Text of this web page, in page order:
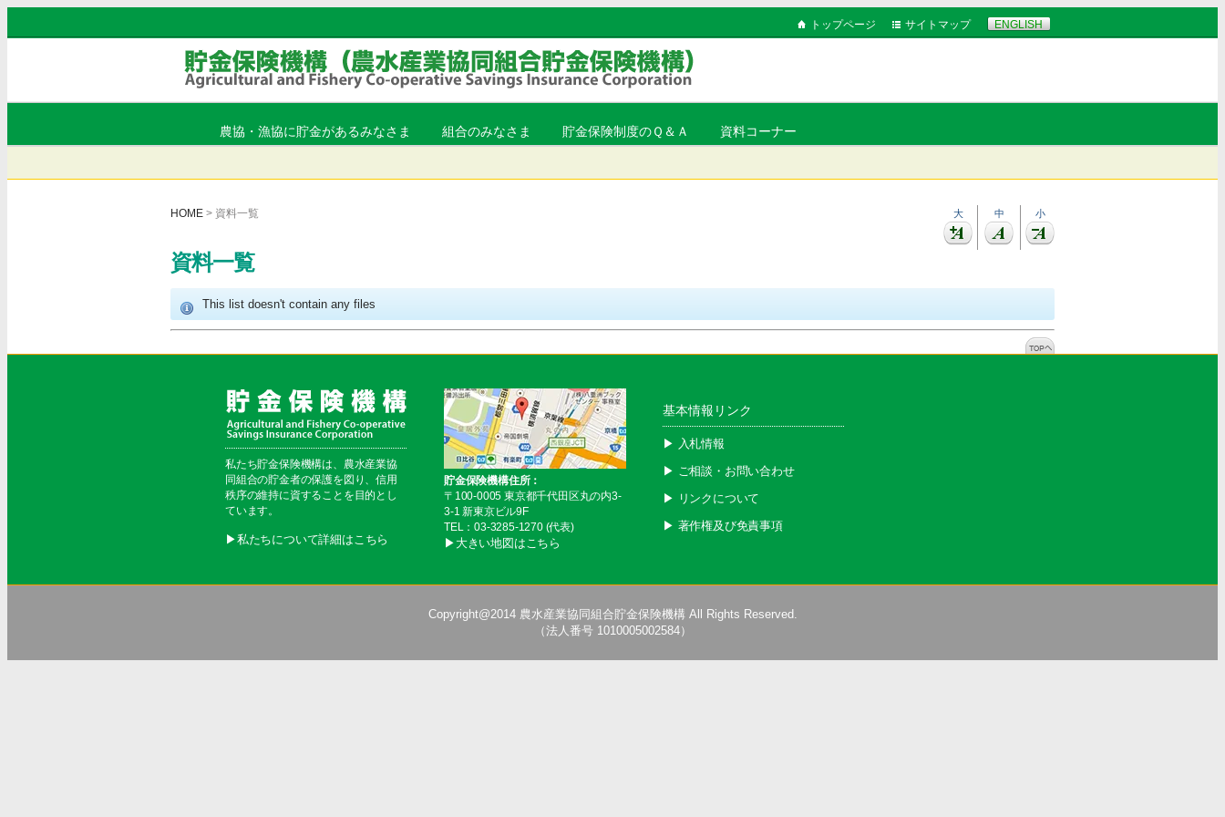
トップページ サイトマップ ENGLISH
農協・漁協に貯金があるみなさま 組合のみなさま 貯金保険制度のＱ＆Ａ 資料コーナー
HOME > 資料一覧
資料一覧
This list doesn't contain any files
大 中 小
私たち貯金保険機構は、農水産業協
同組合の貯金者の保護を図り、信用
秩序の維持に資することを目的とし
ています。
▶︎私たちについて詳細はこちら
貯金保険機構住所：
〒100-0005 東京都千代田区丸の内3-
3-1 新東京ビル9F
TEL：03-3285-1270 (代表)
▶︎大きい地図はこちら
基本情報リンク
▶︎ 入札情報
▶︎ ご相談・お問い合わせ
▶︎ リンクについて
▶︎ 著作権及び免責事項
Copyright@2014 農水産業協同組合貯金保険機構All Rights Reserved.
（法人番号 1010005002584）